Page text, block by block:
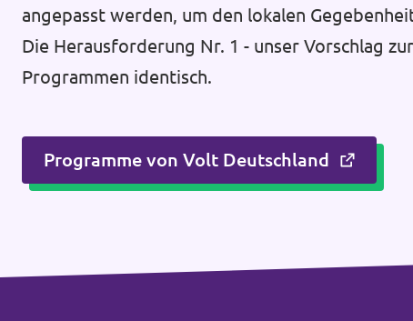
angepasst werden, um den lokalen
Die Herausforderung Nr. 1 - unser Vorschlag
Programmen identisch.
Programme von Volt Deutschland